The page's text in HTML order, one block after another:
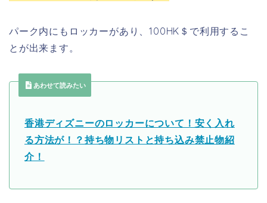
パーク内にもロッカーがあり、100HK＄で利用するこ
とが出来ます。
あわせて読みたい
香港ディズニーのロッカーについて！安く入れ
る方法が！？持ち物リストと持ち込み禁止物紹
介！